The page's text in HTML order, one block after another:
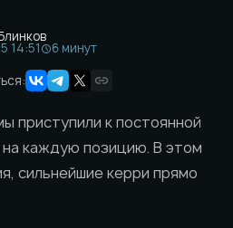
14:51
6 минут
приступили к постоянной
каждую позицию. В этом
сильнейшие керри прямо